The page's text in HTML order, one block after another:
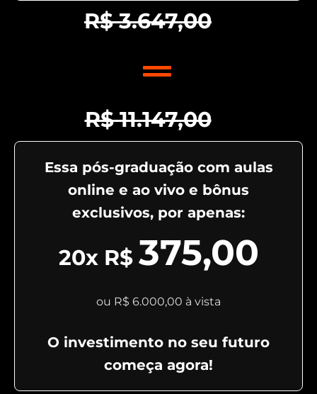
R$ 3.647,00
R$ 11.147,00
Essa pós-graduação com aulas
online e ao vivo e bônus
exclusivos, por apenas:
20xR$ 375,00
ou R$ 6.000,00 à vista
O investimento no seu futuro
começa agora!​